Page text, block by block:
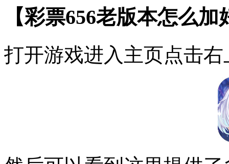
【彩票656老版本怎么
打开游戏进入主页点击